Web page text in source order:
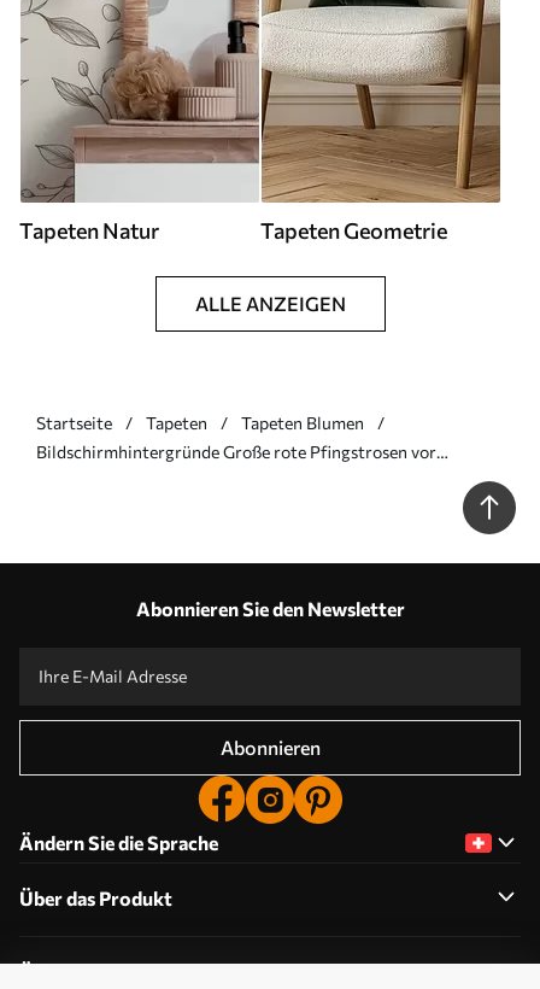
Tapeten Natur Tapeten Geometrie
ALLE ANZEIGEN
Startseite Tapeten
Tapeten Blumen
Bildschirmhintergründe Große rote Pfingstrosen vor
Abonnieren Sie den Newsletter
Abonnieren
Ändern Sie die Sprache
Über das Produkt
Über das Unternehmen